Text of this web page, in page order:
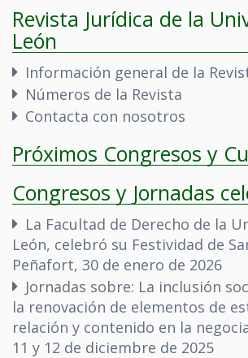
Revista Jurídica de la
León
Información general de la
Números de la Revista
Contacta con nosotros
Próximos Congresos y
Congresos y Jornadas
La Facultad de Derecho de la
León, celebró su Festividad de
Peñafort, 30 de enero de 2026
Jornadas sobre: La inclusión
la renovación de elementos de
relación y contenido en la
11 y 12 de diciembre de 2025